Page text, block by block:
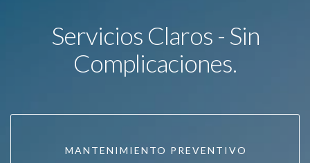
Servicios Claros - Sin
Complicaciones.
MANTENIMIENTO PREVENTIVO